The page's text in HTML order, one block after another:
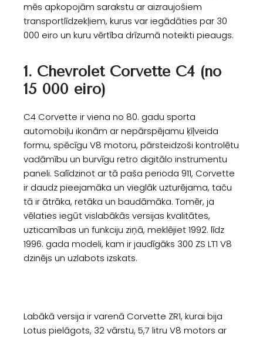
mēs apkopojām sarakstu ar aizraujošiem
transportlīdzekļiem, kurus var iegādāties par 30
000 eiro un kuru vērtība drīzumā noteikti pieaugs.
1. Chevrolet Corvette C4 (no
15 000 eiro)
C4 Corvette ir viena no 80. gadu sporta
automobiļu ikonām ar nepārspējamu ķīļveida
formu, spēcīgu V8 motoru, pārsteidzoši kontrolētu
vadāmību un burvīgu retro digitālo instrumentu
paneli. Salīdzinot ar tā paša perioda 911, Corvette
ir daudz pieejamāka un vieglāk uzturējama, taču
tā ir ātrāka, retāka un baudāmāka. Tomēr, ja
vēlaties iegūt vislabākās versijas kvalitātes,
uzticamības un funkciju ziņā, meklējiet 1992. līdz
1996. gada modeli, kam ir jaudīgāks 300 ZS LT1 V8
dzinējs un uzlabots izskats.
Labākā versija ir varenā Corvette ZR1, kurai bija
Lotus pielāgots, 32 vārstu, 5,7 litru V8 motors ar